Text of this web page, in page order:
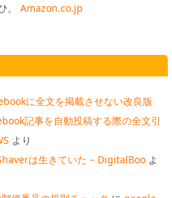
。 Amazon.co.jp
に全文を掲載させない改良版
記事を自動投稿する際の全文引
より
は生きていた – DigitalBoo よ